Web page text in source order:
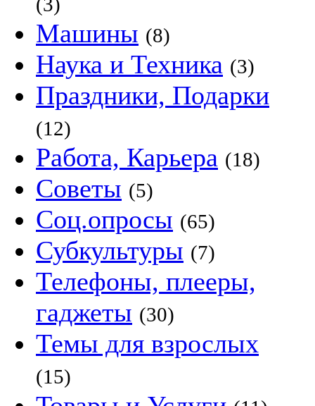
Машины (8)
Наука и Техника (3)
Праздники, Подарки
(12)
Работа, Карьера (18)
Советы (5)
Соц.опросы (65)
Субкультуры (7)
Телефоны, плееры,
гаджеты (30)
Темы для взрослых
(15)